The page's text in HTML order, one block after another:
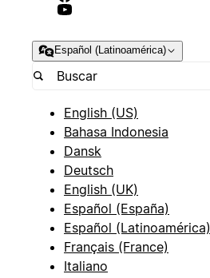
Español (Latinoamérica)
English (US)
Bahasa Indonesia
Dansk
Deutsch
English (UK)
Español (España)
Español (Latinoamérica)
Français (France)
Italiano